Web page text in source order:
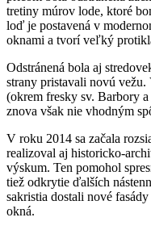
tretiny múrov lode, ktoré
loď je postavená v
oknami a tvorí veľký
Odstránená bola aj
strany pristavali novú
(okrem fresky sv. Barbory
znova však nie vhodným
V roku 2014 sa začala
realizoval aj historicko-
výskum. Ten pomohol
tiež odkrytie ďalších
sakristia dostali nové
okná.